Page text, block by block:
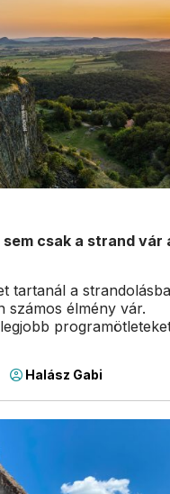
csak a strand vár
tartanál a
számos élmény vár.
Halász Gabi